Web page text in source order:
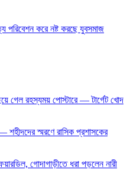
পরিবেশন করে নষ্ট করছে যুবসমাজ
গেল রহস্যময় পোস্টারে — টার্গেট খোদ
শহীদদের স্মরণে রাসিক প্রশাসকের
গোদাগাড়ীতে ধরা পড়লেন নারী